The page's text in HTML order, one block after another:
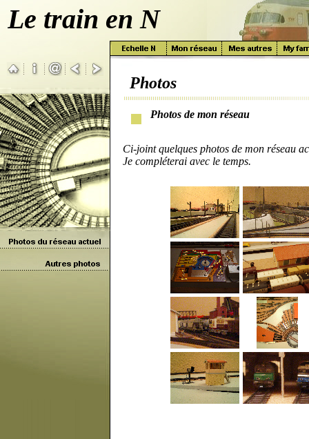
Ci-joint quelques photos de mon réseau
Je compléterai avec le temps.
Photos de mon réseau
Le train en N
Photos